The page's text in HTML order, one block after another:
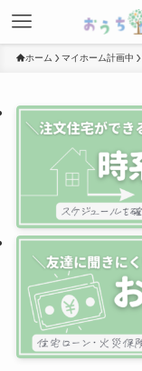
ホーム マイホーム計画中